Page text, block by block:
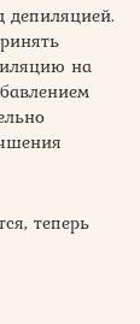
депиляцией.
на
теперь